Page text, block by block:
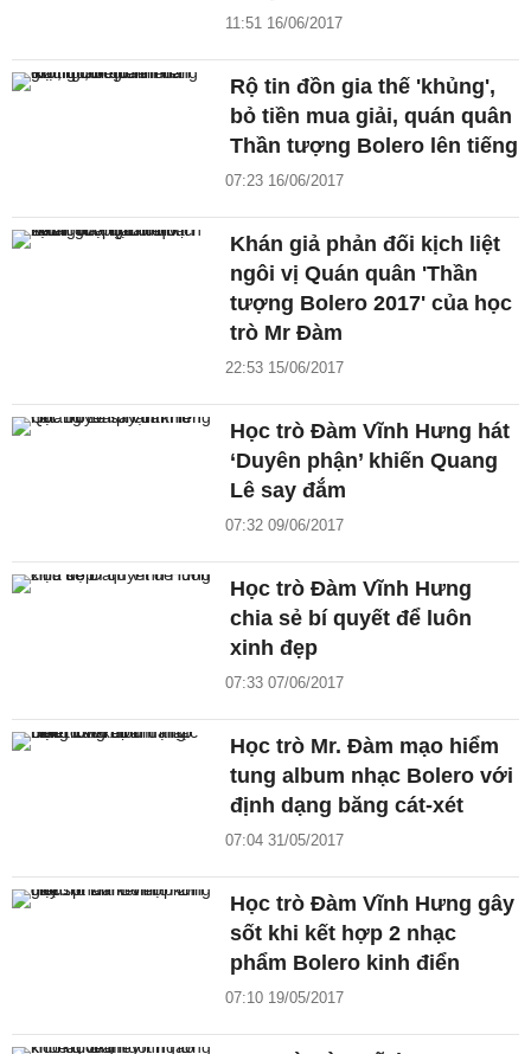
11:51 16/06/2017
Rộ tin đồn gia thế 'khủng',
bỏ tiền mua giải, quán quân
Thần tượng Bolero lên tiếng
07:23 16/06/2017
Khán giả phản đối kịch liệt
ngôi vị Quán quân 'Thần
tượng Bolero 2017' của học
trò Mr Đàm
22:53 15/06/2017
Học trò Đàm Vĩnh Hưng hát
‘Duyên phận’ khiến Quang
Lê say đắm
07:32 09/06/2017
Học trò Đàm Vĩnh Hưng
chia sẻ bí quyết để luôn
xinh đẹp
07:33 07/06/2017
Học trò Mr. Đàm mạo hiểm
tung album nhạc Bolero với
định dạng băng cát-xét
07:04 31/05/2017
Học trò Đàm Vĩnh Hưng gây
sốt khi kết hợp 2 nhạc
phẩm Bolero kinh điển
07:10 19/05/2017